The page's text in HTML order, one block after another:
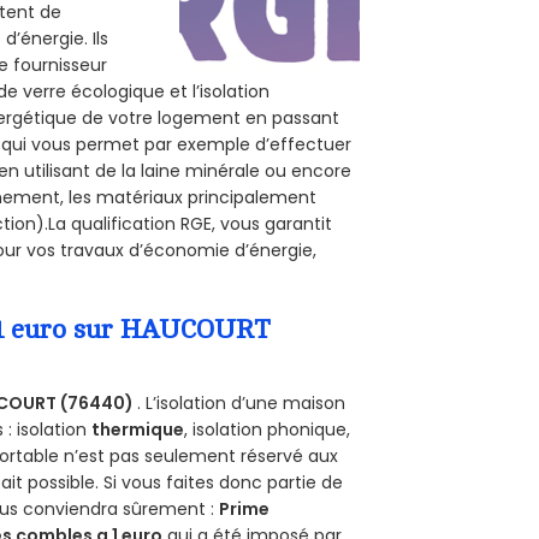
de
Ils
fournisseur
verre écologique et l’isolation
de votre logement en passant
vous permet par exemple d’effectuer
utilisant de la laine minérale ou encore
les matériaux principalement
qualification RGE, vous garantit
vos travaux d’économie d’énergie,
euro sur HAUCOURT
(76440) . L’isolation d’une maison
isolation thermique, isolation phonique,
n’est pas seulement réservé aux
possible. Si vous faites donc partie de
conviendra sûrement : Prime